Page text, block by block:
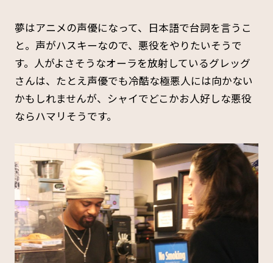
夢はアニメの声優になって、日本語で台詞を言うこ
と。声がハスキーなので、悪役をやりたいそうで
す。人がよさそうなオーラを放射しているグレッグ
さんは、たとえ声優でも冷酷な極悪人には向かない
かもしれませんが、シャイでどこかお人好しな悪役
ならハマリそうです。